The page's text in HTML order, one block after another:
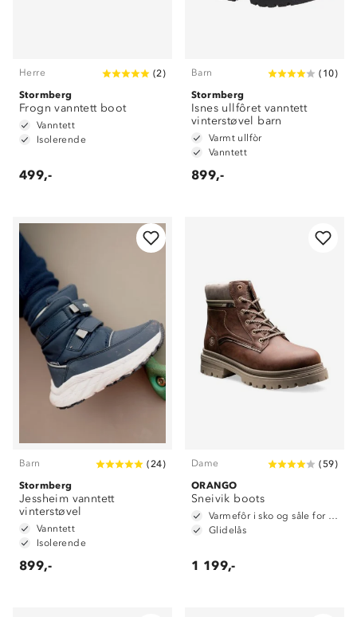
Herre (2)
Stormberg
Frogn vanntett boot
Vanntett
Isolerende
499,-
Barn ( 10)
Stormberg
Isnes ullfôret vanntett
vinterstøvel barn
Varmt ullfòr
Vanntett
899,-
Barn (24)
Stormberg
Jessheim vanntett
vinterstøvel
Vanntett
Isolerende
899,-
Dame (59)
ORANGO
Sneivik boots
Varmefôr i sko og såle for ekstra isolering
Glidelås
1 199,-